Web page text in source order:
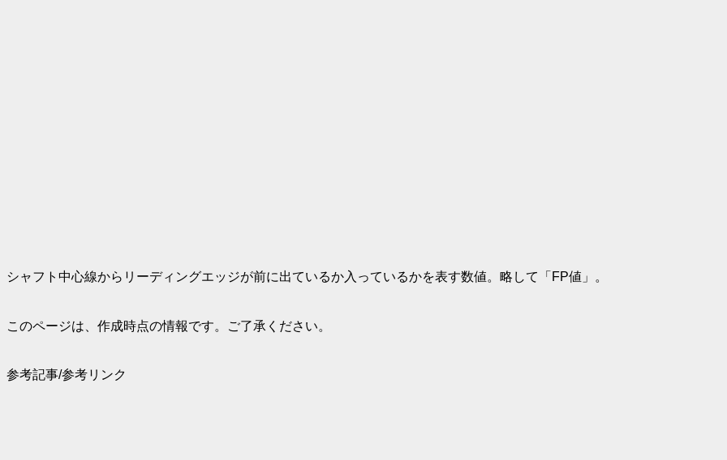
シャフト中心線からリーディングエッジが前に出ているか入っているかを表す数値。略して「FP値」。
このページは、作成時点の情報です。ご了承ください。
参考記事/参考リンク